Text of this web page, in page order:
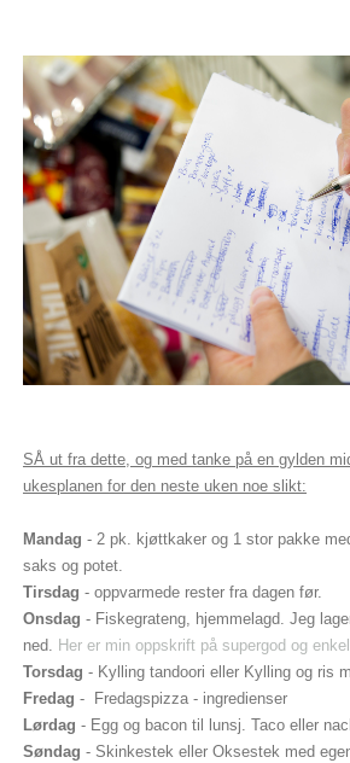
SÅ ut fra dette, og med tanke på en gylden
ukesplanen for den neste uken noe slikt:
Mandag - 2 pk. kjøttkaker og 1 stor pakke
saks og potet.
Tirsdag - oppvarmede rester fra dagen før.
Onsdag - Fiskegrateng, hjemmelagd. Jeg
ned. Her er min oppskrift på supergod og
Torsdag - Kylling tandoori eller Kylling og ris
Fredag - Fredagspizza - ingredienser
Lørdag - Egg og bacon til lunsj. Taco eller
Søndag - Skinkestek eller Oksestek med